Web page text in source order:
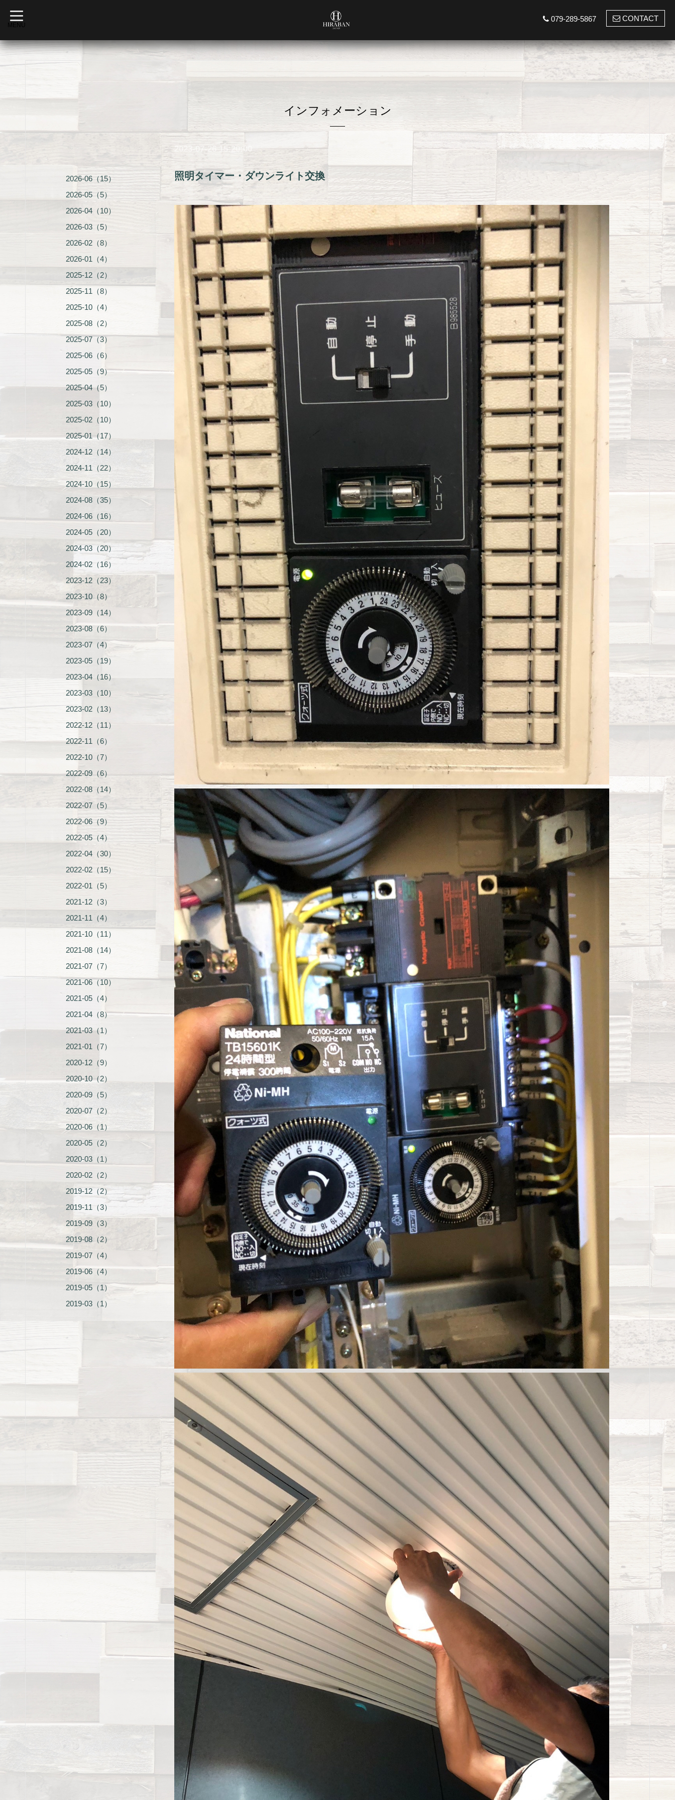
t
o
g
l
e
a
MENU
079-289-5867 CONTACT
インフォメーション
2023-07-26 15:20:00
照明タイマー・ダウンライト交換
2026-06（15）
2026-05（5）
2026-04（10）
2026-03（5）
2026-02（8）
2026-01（4）
2025-12（2）
2025-11（8）
2025-10（4）
2025-08（2）
2025-07（3）
2025-06（6）
2025-05（9）
2025-04（5）
2025-03（10）
2025-02（10）
2025-01（17）
2024-12（14）
2024-11（22）
2024-10（15）
2024-08（35）
2024-06（16）
2024-05（20）
2024-03（20）
2024-02（16）
2023-12（23）
2023-10（8）
2023-09（14）
2023-08（6）
2023-07（4）
2023-05（19）
2023-04（16）
2023-03（10）
2023-02（13）
2022-12（11）
2022-11（6）
2022-10（7）
2022-09（6）
2022-08（14）
2022-07（5）
2022-06（9）
2022-05（4）
2022-04（30）
2022-02（15）
2022-01（5）
2021-12（3）
2021-11（4）
2021-10（11）
2021-08（14）
2021-07（7）
2021-06（10）
2021-05（4）
2021-04（8）
2021-03（1）
2021-01（7）
2020-12（9）
2020-10（2）
2020-09（5）
2020-07（2）
2020-06（1）
2020-05（2）
2020-03（1）
2020-02（2）
2019-12（2）
2019-11（3）
2019-09（3）
2019-08（2）
2019-07（4）
2019-06（4）
2019-05（1）
2019-03（1）